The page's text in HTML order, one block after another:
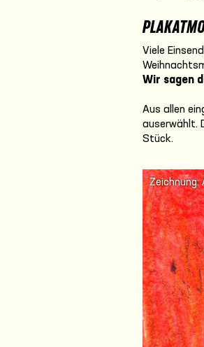
Viele
Wir sagen
Aus allen
auserwählt.
Stück.
Zeichnung: